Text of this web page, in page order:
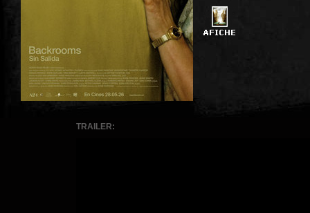
TRAILER: